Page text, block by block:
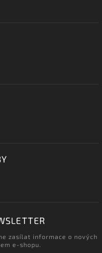
zasílat informace o nových
e-shopu.